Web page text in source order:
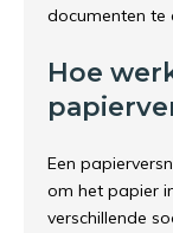
documenten te
Hoe
Een
om het papier
verschillende